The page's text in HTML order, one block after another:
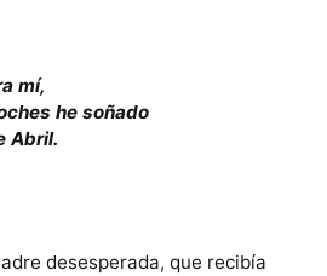
mí,
he soñado
Abril.
desesperada, que recibía